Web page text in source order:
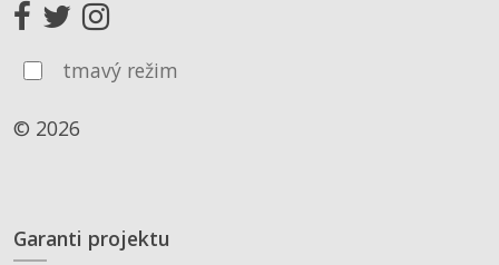
tmavý režim
© 2026
Garanti projektu